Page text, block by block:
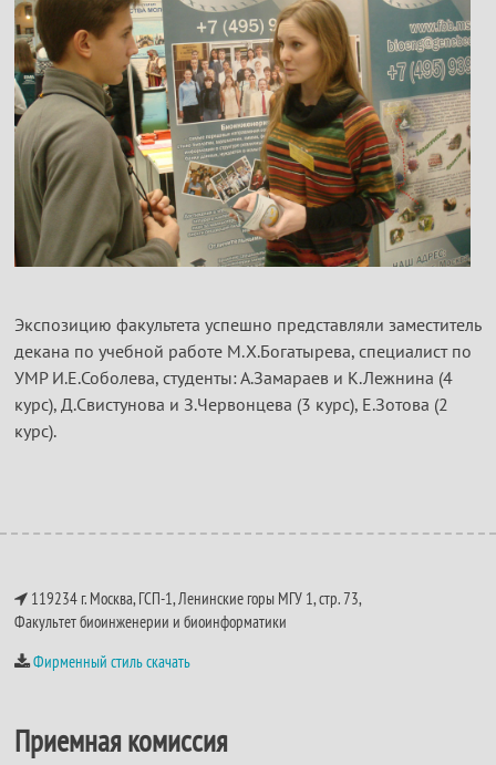
Экспозицию факультета успешно представляли заместитель
декана по учебной работе М.Х.Богатырева, специалист по
УМР И.Е.Соболева, студенты: А.Замараев и К.Лежнина (4
курс), Д.Свистунова и З.Червонцева (3 курс), Е.Зотова (2
курс).
119234 г. Москва, ГСП-1, Ленинские горы МГУ 1, стр. 73,
Факультет биоинженерии и биоинформатики
Фирменный стиль скачать
Приемная комиссия